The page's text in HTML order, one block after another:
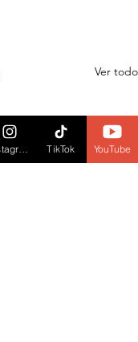
Ver todo
TikTok YouTube